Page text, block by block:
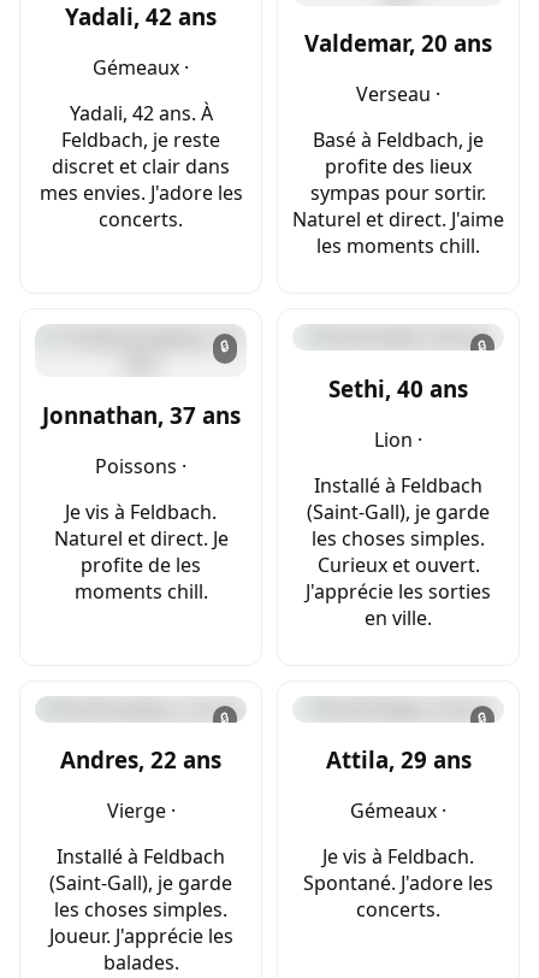
Yadali, 42 ans
Gémeaux ·
Yadali, 42 ans. À
Feldbach, je reste
discret et clair dans
mes envies. J'adore les
concerts.
Valdemar, 20 ans
Verseau ·
Basé à Feldbach, je
profite des lieux
sympas pour sortir.
Naturel et direct. J'aime
les moments chill.
🔒
Jonnathan, 37 ans
Poissons ·
Je vis à Feldbach.
Naturel et direct. Je
profite de les
moments chill.
🔒
Sethi, 40 ans
Lion ·
Installé à Feldbach
(Saint-Gall), je garde
les choses simples.
Curieux et ouvert.
J'apprécie les sorties
en ville.
🔒
Andres, 22 ans
Vierge ·
Installé à Feldbach
(Saint-Gall), je garde
les choses simples.
Joueur. J'apprécie les
balades.
🔒
Attila, 29 ans
Gémeaux ·
Je vis à Feldbach.
Spontané. J'adore les
concerts.